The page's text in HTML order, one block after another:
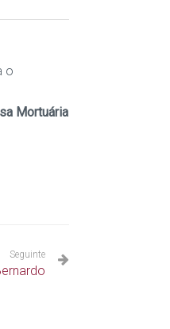
o
Mortuária
Seguinte